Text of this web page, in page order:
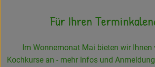
Gratis Ökokiste im Wert von 25 Euro
Veranstaltungen
Für Ihren
Im Wonnemonat Mai bieten wir Ihnen
Kochkurse an - mehr Infos und